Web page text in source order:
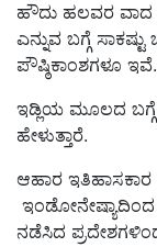
ಹೌದು ಹಲವರ ವಾದ
ಎನ್ನುವ ಬಗ್ಗೆ
ಪೌಷ್ಠಿಕಾಂಶಗಳೂ ಇವೆ.
ಇಡ್ಲಿಯ ಮೂಲದ ಬಗ್ಗೆ
ಹೇಳುತ್ತಾರೆ.
ಆಹಾರ
ನಡೆಸಿದ